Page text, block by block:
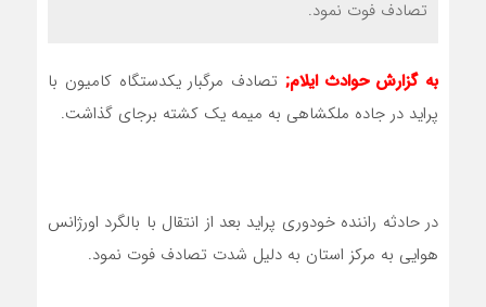
تصادف فوت نمود.
به گزارش حوادث ایلام; تصادف مرگبار یکدستگاه کامیون با
پراید در جاده ملکشاهی به میمه یک کشته برجای گذاشت.
در حادثه راننده خودوری پراید بعد از انتقال با بالگرد اورژانس
هوایی به مرکز استان به دلیل شدت تصادف فوت نمود.